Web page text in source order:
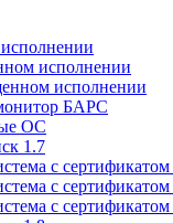
исполнении
исполнении
БАРС
ОС
1.7
с
с
с